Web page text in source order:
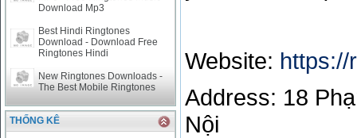
Download Mp3
Best Hindi Ringtones
Download - Download Free
Ringtones Hindi
New Ringtones Downloads -
The Best Mobile Ringtones
THỐNG KÊ
Website: https://
Address: 18
Nội